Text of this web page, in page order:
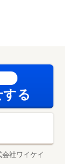
利用必須
０円 岡山
合での案
用はクレ
県不動産
会加盟/鍵交
る
社ワイケイ